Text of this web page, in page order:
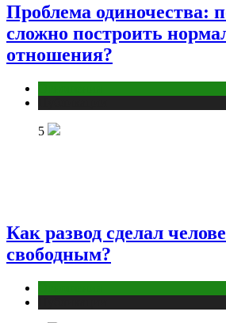
Проблема одиночества:
сложно построить
отношения?
5
Как развод сделал
свободным?